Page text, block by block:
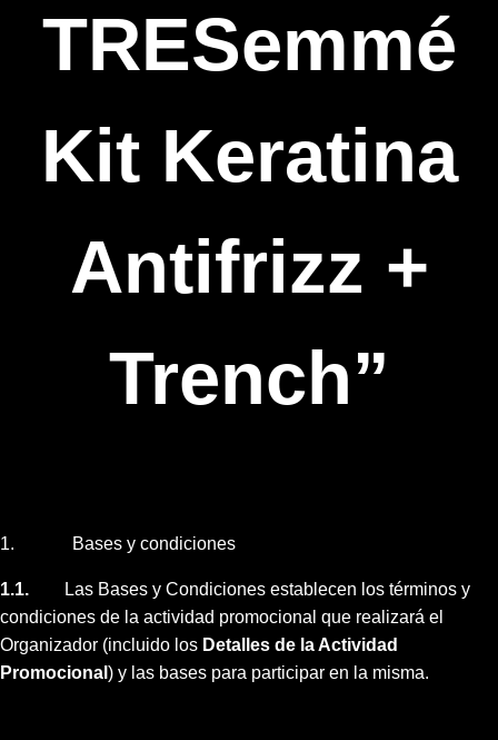
TRESemmé
Kit Keratina
Antifrizz +
Trench”
1. Bases y condiciones
1.1. Las Bases y Condiciones establecen los términos y
condiciones de la actividad promocional que realizará el
Organizador (incluido los Detalles de la Actividad
Promocional ) y las bases para participar en la misma.